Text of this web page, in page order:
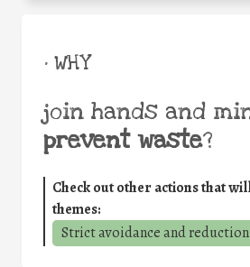
• WHY
join hands and
prevent waste?
Check out other actions that
themes:
Strict avoidance and